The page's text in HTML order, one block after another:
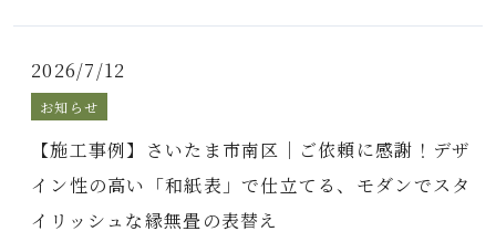
2026/7/12
お知らせ
【施工事例】さいたま市南区｜ご依頼に感謝！デザ
イン性の高い「和紙表」で仕立てる、モダンでスタ
イリッシュな縁無畳の表替え